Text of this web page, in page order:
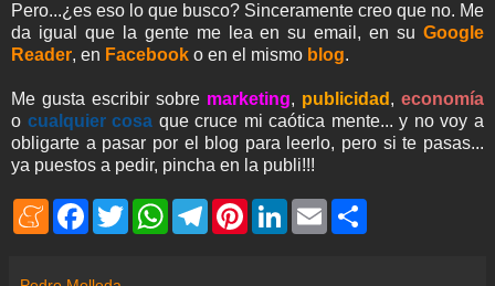
Pero...¿es eso lo que busco? Sinceramente creo que no. Me
da igual que la gente me lea en su email, en su Google
Reader, en Facebook o en el mismo blog.
Me gusta escribir sobre marketing, publicidad , economía
o cualquier cosa que cruce mi caótica mente... y no voy a
obligarte a pasar por el blog para leerlo, pero si te pasas...
ya puestos a pedir, pincha en la publi!!!
M
F
b
T
w
W
T
P
L
E
m